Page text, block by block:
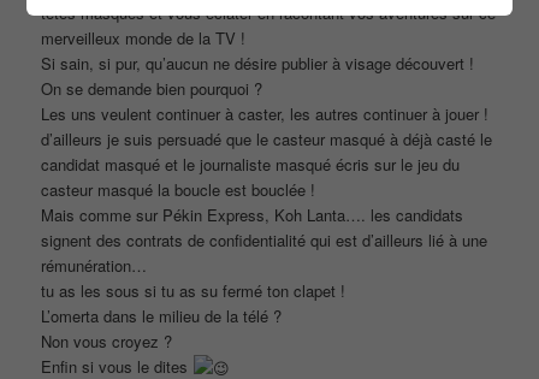
têtes masqués et vous éclater en racontant vos aventures sur ce
merveilleux monde de la TV !
Si sain, si pur, qu’aucun ne désire publier à visage découvert !
On se demande bien pourquoi ?
Les uns veulent continuer à caster, les autres continuer à jouer !
d’ailleurs je suis persuadé que le casteur masqué à déjà casté le
candidat masqué et le journaliste masqué écris sur le jeu du
casteur masqué la boucle est bouclée !
Mais comme sur Pékin Express, Koh Lanta…. les candidats
signent des contrats de confidentialité qui est d’ailleurs lié à une
rémunération…
tu as les sous si tu as su fermé ton clapet !
L’omerta dans le milieu de la télé ?
Non vous croyez ?
Enfin si vous le dites